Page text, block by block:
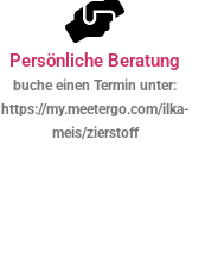
Persönliche Beratung
buche einen Termin unter:
https://my.meetergo.com/ilka-
meis/zierstoff